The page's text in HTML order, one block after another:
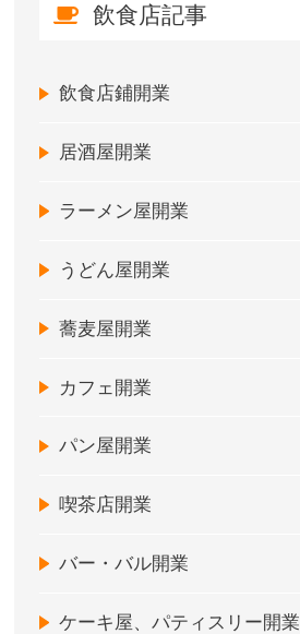
飲食店記事
飲食店鋪開業
居酒屋開業
ラーメン屋開業
うどん屋開業
蕎麦屋開業
カフェ開業
パン屋開業
喫茶店開業
バー・バル開業
ケーキ屋、パティスリー開業